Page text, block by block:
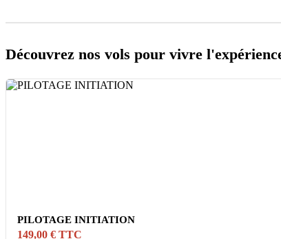
Découvrez nos vols pour vivre
PILOTAGE INITIATION
149,00 € TTC